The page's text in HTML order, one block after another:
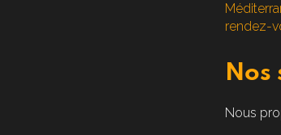
rendez-
Nos
Nous